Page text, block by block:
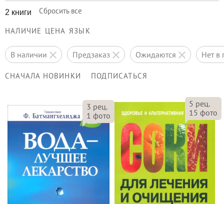
2 книги Сбросить все
НАЛИЧИЕ ЦЕНА ЯЗЫК
в наличии предзаказ ожидаются нет
СНАЧАЛА НОВИНКИ ПОДПИСАТЬСЯ
3 рец.
1 фото
5 рец.
15 фото